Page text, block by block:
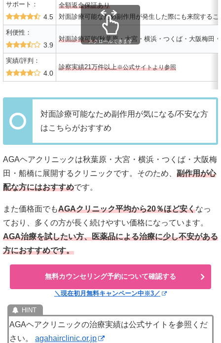
サポート：
4.5
全額返金保証あり
対面診療可能なため副作用が発生した際にも来院するこ
利便性：
3.9
対面診療可能(秋葉原・大宮・横浜・つくば・大阪梅田
実績/評判：
4.0
診察実績21万件以上※公式サイトより参照
スクロールできます
対面診療可能なため副作用が気になる/不安な方
はこちらがおすすめ
AGAヘアクリニックは秋葉原・大宮・横浜・つくば・大阪梅
田・船橋に展開するクリニックです。そのため、 副作用が心
配な方にはおすすめです。
また価格面でもAGAクリニック平均から20％ほど安くなっ
ており、多くの方が長く続けやすい価格になっています。
AGA治療を試したい方、医薬品による治療に少し不安がある
方におすすめです。
無料カウンセリング予約について確認する
＼現在初月無料キャンペーン中※3／
AGAヘアクリニックの治療実績は公式サイトを参照くだ
さい。agahairclinic.or.jp